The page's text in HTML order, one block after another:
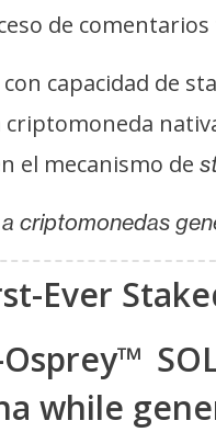
de
con capacidad de
criptomoneda
el mecanismo de
criptomonedas
Ever
while